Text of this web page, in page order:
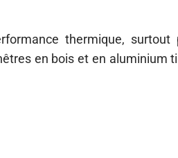
thermique, surtout
en bois et en aluminium